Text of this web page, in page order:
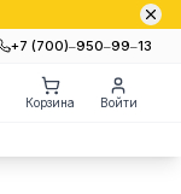
+7 (700)‒950‒99‒13
Корзина Войти